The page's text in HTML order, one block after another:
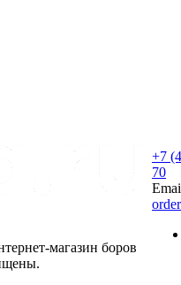
магазин боров
+7
70